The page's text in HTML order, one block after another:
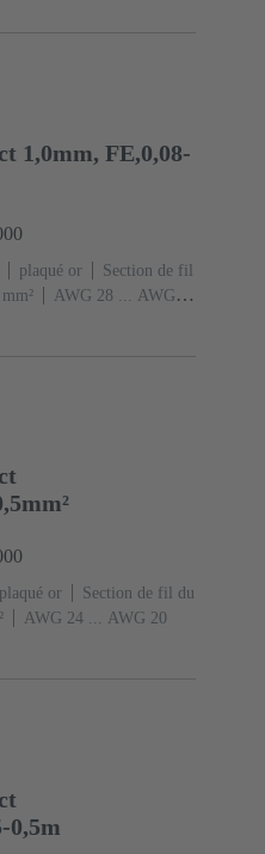
1,0mm, FE,0,08-
plaqué or
Section de fil
AWG 28 ... AWG
plaqué or
Section de fil du
AWG 24 ... AWG 20
0,5m